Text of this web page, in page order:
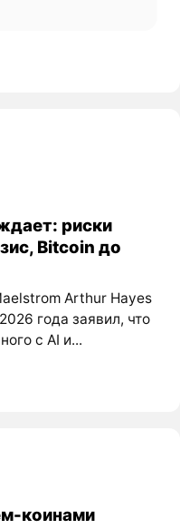
риски
Bitcoin до
Arthur Hayes
года заявил, что
с AI и...
коинами